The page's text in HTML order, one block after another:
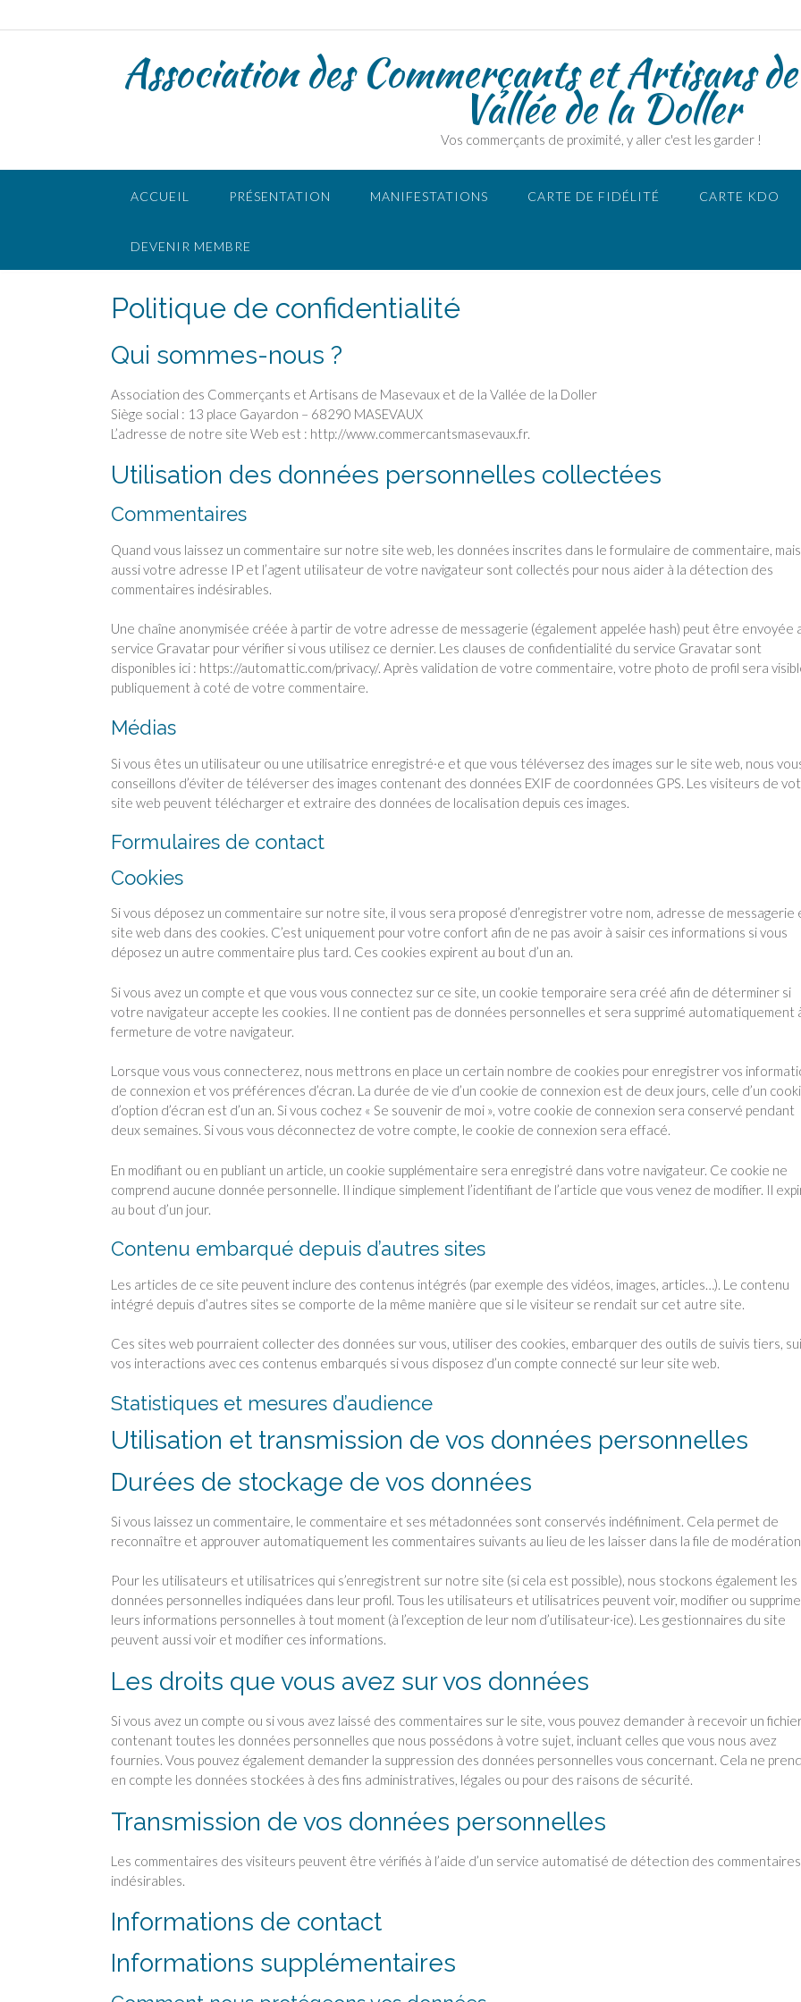
to
Association des Commerçants et Artisans
Vallée de la Doller
Vos commerçants de proximité, y aller c'est les garder !
ACCUEIL PRÉSENTATION MANIFESTATIONS CARTE DE FIDÉLITÉ CARTE KDO
DEVENIR MEMBRE
Politique de confidentialité
Qui sommes-nous ?
Association des Commerçants et Artisans de Masevaux et de la Vallée de la Doller
Siège social : 13 place Gayardon – 68290 MASEVAUX
L’adresse de notre site Web est : http://www.commercantsmasevaux.fr.
Utilisation des données personnelles collectées
Commentaires
Quand vous laissez un commentaire sur notre site web, les données inscrites dans le formulaire de commentaire, mais
aussi votre adresse IP et l’agent utilisateur de votre navigateur sont collectés pour nous aider à la détection des
commentaires indésirables.
Une chaîne anonymisée créée à partir de votre adresse de messagerie (également appelée hash) peut être envoyée
service Gravatar pour vérifier si vous utilisez ce dernier. Les clauses de confidentialité du service Gravatar sont
disponibles ici : https://automattic.com/privacy/. Après validation de votre commentaire, votre photo de profil sera
publiquement à coté de votre commentaire.
Médias
Si vous êtes un utilisateur ou une utilisatrice enregistré·e et que vous téléversez des images sur le site web, nous
conseillons d’éviter de téléverser des images contenant des données EXIF de coordonnées GPS. Les visiteurs de
site web peuvent télécharger et extraire des données de localisation depuis ces images.
Formulaires de contact
Cookies
Si vous déposez un commentaire sur notre site, il vous sera proposé d’enregistrer votre nom, adresse de messagerie
site web dans des cookies. C’est uniquement pour votre confort afin de ne pas avoir à saisir ces informations si vous
déposez un autre commentaire plus tard. Ces cookies expirent au bout d’un an.
Si vous avez un compte et que vous vous connectez sur ce site, un cookie temporaire sera créé afin de déterminer si
votre navigateur accepte les cookies. Il ne contient pas de données personnelles et sera supprimé automatiquement
fermeture de votre navigateur.
Lorsque vous vous connecterez, nous mettrons en place un certain nombre de cookies pour enregistrer vos
de connexion et vos préférences d’écran. La durée de vie d’un cookie de connexion est de deux jours, celle d’un
d’option d’écran est d’un an. Si vous cochez « Se souvenir de moi », votre cookie de connexion sera conservé pendant
deux semaines. Si vous vous déconnectez de votre compte, le cookie de connexion sera effacé.
En modifiant ou en publiant un article, un cookie supplémentaire sera enregistré dans votre navigateur. Ce cookie ne
comprend aucune donnée personnelle. Il indique simplement l’identifiant de l’article que vous venez de modifier. Il
au bout d’un jour.
Contenu embarqué depuis d’autres sites
Les articles de ce site peuvent inclure des contenus intégrés (par exemple des vidéos, images, articles…). Le contenu
intégré depuis d’autres sites se comporte de la même manière que si le visiteur se rendait sur cet autre site.
Ces sites web pourraient collecter des données sur vous, utiliser des cookies, embarquer des outils de suivis tiers,
vos interactions avec ces contenus embarqués si vous disposez d’un compte connecté sur leur site web.
Statistiques et mesures d’audience
Utilisation et transmission de vos données personnelles
Durées de stockage de vos données
Si vous laissez un commentaire, le commentaire et ses métadonnées sont conservés indéfiniment. Cela permet de
reconnaître et approuver automatiquement les commentaires suivants au lieu de les laisser dans la file de
Pour les utilisateurs et utilisatrices qui s’enregistrent sur notre site (si cela est possible), nous stockons également les
données personnelles indiquées dans leur profil. Tous les utilisateurs et utilisatrices peuvent voir, modifier ou
leurs informations personnelles à tout moment (à l’exception de leur nom d’utilisateur·ice). Les gestionnaires du site
peuvent aussi voir et modifier ces informations.
Les droits que vous avez sur vos données
Si vous avez un compte ou si vous avez laissé des commentaires sur le site, vous pouvez demander à recevoir un
contenant toutes les données personnelles que nous possédons à votre sujet, incluant celles que vous nous avez
fournies. Vous pouvez également demander la suppression des données personnelles vous concernant. Cela ne
en compte les données stockées à des fins administratives, légales ou pour des raisons de sécurité.
Transmission de vos données personnelles
Les commentaires des visiteurs peuvent être vérifiés à l’aide d’un service automatisé de détection des commentaires
indésirables.
Informations de contact
Informations supplémentaires